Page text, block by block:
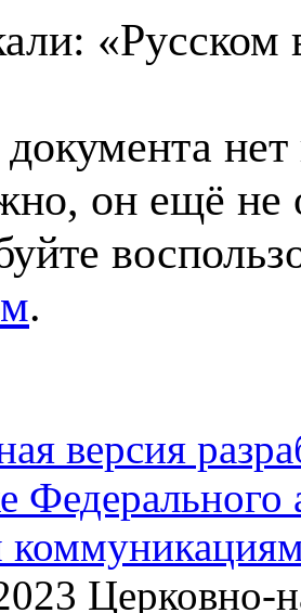
документа
он ещё не
.
версия
Федерального
Церковно-